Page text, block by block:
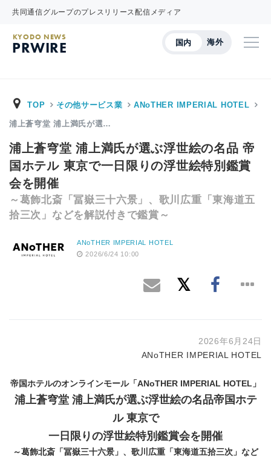
共同通信グループのプレスリリース配信メディア
国内 海外
KYODO NEWS
PRWIRE
TOP その他サービス業 ANoTHER IMPERIAL HOTEL
浦上蒼穹堂 浦上満氏が選…
浦上蒼穹堂 浦上満氏が選ぶ浮世絵の名品 帝
国ホテル 東京で一日限りの浮世絵特別鑑賞
会を開催
～葛飾北斎「冨嶽三十六景」、歌川広重「東海道五
拾三次」などを解説付きで鑑賞～
ANoTHER IMPERIAL HOTEL
2026/6/24 10:00
2026年6月24日
ANoTHER IMPERIAL HOTEL
帝国ホテルのオンラインモール「ANoTHER IMPERIAL HOTEL」
浦上蒼穹堂 浦上満氏が選ぶ浮世絵の名品帝国ホテ
ル 東京で
一日限りの浮世絵特別鑑賞会を開催
～葛飾北斎「冨嶽三十六景」、歌川広重「東海道五拾三次」など